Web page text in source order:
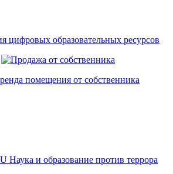
Наука и образование против террора